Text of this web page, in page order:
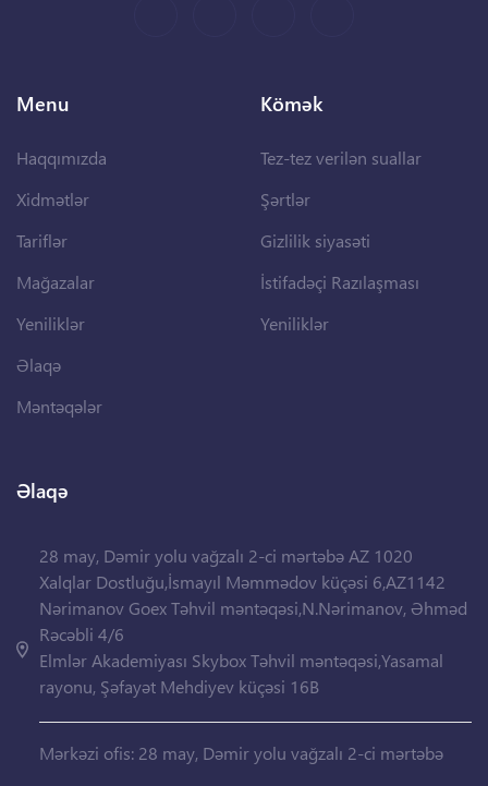
Menu
Haqqımızda
Xidmətlər
Tariflər
Mağazalar
Yeniliklər
Əlaqə
Məntəqələr
Kömək
Tez-tez verilən suallar
Şərtlər
Gizlilik siyasəti
İstifadəçi Razılaşması
Yeniliklər
Əlaqə
28 may, Dəmir yolu vağzalı 2-ci mərtəbə AZ 1020
Xalqlar Dostluğu,İsmayıl Məmmədov küçəsi 6,AZ1142
Nərimanov Goex Təhvil məntəqəsi,N.Nərimanov, Əhməd
Rəcəbli 4/6
Elmlər Akademiyası Skybox Təhvil məntəqəsi,Yasamal
rayonu, Şəfayət Mehdiyev küçəsi 16B
Mərkəzi ofis: 28 may, Dəmir yolu vağzalı 2-ci mərtəbə